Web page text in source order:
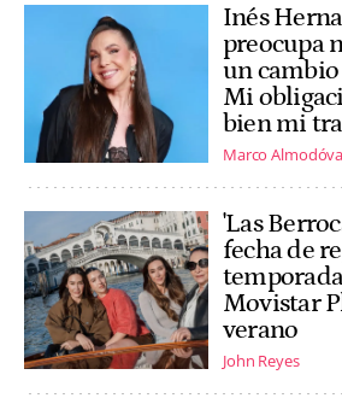
Inés
preocupa
un
Mi
bien mi
Marco
'Las
fecha de
Movistar
verano
John Reyes